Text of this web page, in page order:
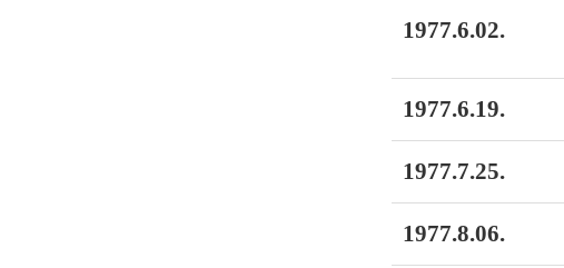
1977.6.02.
1977.6.19.
1977.7.25.
1977.8.06.